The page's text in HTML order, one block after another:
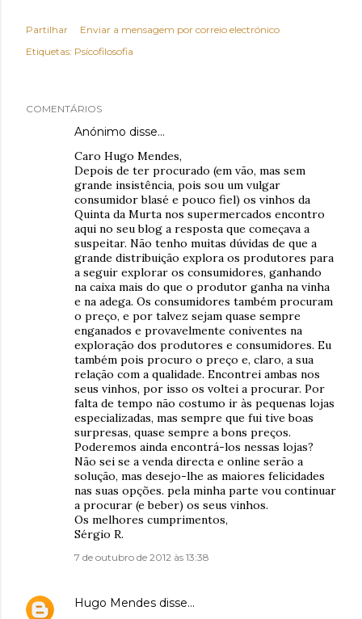
Partilhar
Enviar a mensagem por correio electrónico
Etiquetas: Psícofilosofia
COMENTÁRIOS
Anónimo disse…
Caro Hugo Mendes,
Depois de ter procurado (em vão, mas sem
grande insistência, pois sou um vulgar
consumidor blasé e pouco fiel) os vinhos da
Quinta da Murta nos supermercados encontro
aqui no seu blog a resposta que começava a
suspeitar. Não tenho muitas dúvidas de que a
grande distribuição explora os produtores para
a seguir explorar os consumidores, ganhando
na caixa mais do que o produtor ganha na vinha
e na adega. Os consumidores também procuram
o preço, e por talvez sejam quase sempre
enganados e provavelmente coniventes na
exploração dos produtores e consumidores. Eu
também pois procuro o preço e, claro, a sua
relação com a qualidade. Encontrei ambas nos
seus vinhos, por isso os voltei a procurar. Por
falta de tempo não costumo ir às pequenas lojas
especializadas, mas sempre que fui tive boas
surpresas, quase sempre a bons preços.
Poderemos ainda encontrá-los nessas lojas?
Não sei se a venda directa e online serão a
solução, mas desejo-lhe as maiores felicidades
nas suas opções. pela minha parte vou continuar
a procurar (e beber) os seus vinhos.
Os melhores cumprimentos,
Sérgio R.
7 de outubro de 2012 às 13:38
Hugo Mendes disse…